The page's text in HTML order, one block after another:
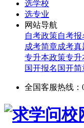
选学校
选专业
网站导航
自考政策自考报
成考简章成考真
专升本政策专升
国开报名 国开简
全国客服热线：